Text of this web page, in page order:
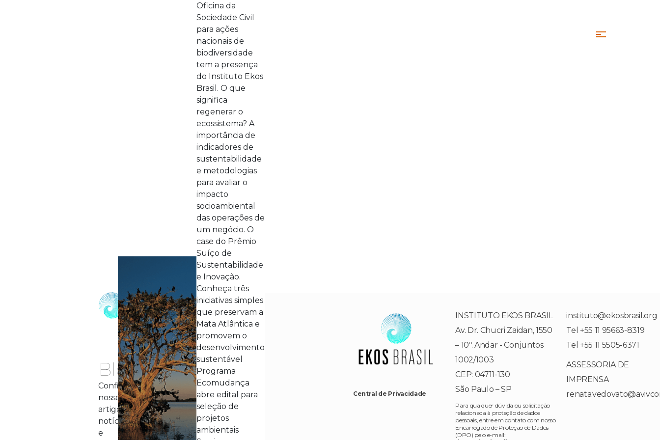
Blog
Confira
nossos
artigos,
notícias
e
Oficina da
Sociedade Civil
para ações
nacionais de
biodiversidade
tem a presença
do Instituto Ekos
Brasil. O que
significa
regenerar o
ecossistema? A
importância de
indicadores de
sustentabilidade
e metodologias
para avaliar o
impacto
socioambiental
das operações de
um negócio. O
case do Prêmio
Suíço de
Sustentabilidade
e Inovação.
Conheça três
iniciativas simples
que preservam a
Mata Atlântica e
promovem o
desenvolvimento
sustentável
Programa
Ecomudança
abre edital para
seleção de
projetos
ambientais
Central de Privacidade
INSTITUTO EKOS BRASIL
Av. Dr. Chucri Zaidan, 1550
– 10º. Andar - Conjuntos
1002/1003
CEP: 04711-130
São Paulo – SP
Para qualquer dúvida ou solicitação
relacionada à proteção de dados
pessoais, entre em contato com nosso
Encarregado de Proteção de Dados
(DPO) pelo e-mail:
instituto@ekosbrasil.org
Tel +55 11 95663-8319
Tel +55 11 5505-6371
ASSESSORIA DE
IMPRENSA